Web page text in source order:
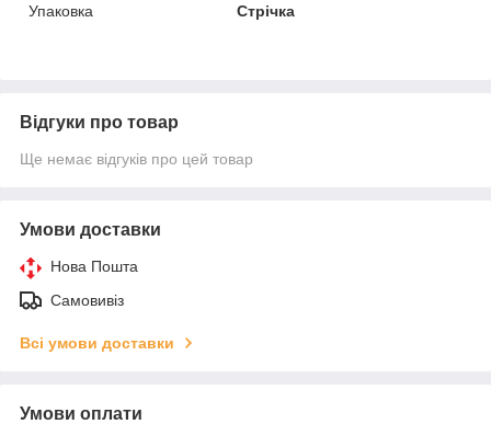
Упаковка
Стрічка
Відгуки про товар
Ще немає відгуків про цей товар
Умови доставки
Нова Пошта
Самовивіз
Всі умови доставки
Умови оплати